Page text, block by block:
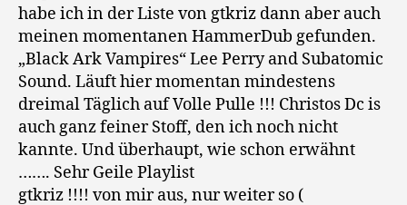
habe ich in der Liste von gtkriz dann aber auch
meinen momentanen HammerDub gefunden.
„Black Ark Vampires“ Lee Perry and Subatomic
Sound. Läuft hier momentan mindestens
dreimal Täglich auf Volle Pulle !!! Christos Dc is
auch ganz feiner Stoff, den ich noch nicht
kannte. Und überhaupt, wie schon erwähnt
……. Sehr Geile Playlist
gtkriz !!!! von mir aus, nur weiter so (